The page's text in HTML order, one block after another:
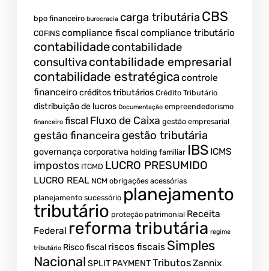
bpo financeiro burocracia carga tributária CBS
COFINS compliance fiscal compliance tributário
contabilidadecontabilidade
consultiva contabilidade empresarial
contabilidade estratégica controle
financeirocréditos tributários Crédito Tributário
distribuição de lucros Documentação empreendedorismo
financeiro fiscal Fluxo de Caixa gestão empresarial
gestão financeira gestão tributária
governança corporativa holding familiar IBS ICMS
impostos ITCMD LUCRO PRESUMIDO
LUCRO REAL NCM obrigações acessórias
planejamento sucessório planejamento
tributário proteção patrimonial Receita
Federal reforma tributária regime
tributário Risco fiscal riscos fiscais Simples
Nacional SPLIT PAYMENTTributosZannix